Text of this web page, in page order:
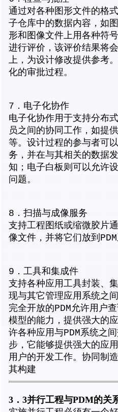
通过对各种图形文件的格
子仓库中的数据内容，如
形和图像文件上用各种符
进行评价，该评价结果将
上，为设计修改提供参考
化的审批过程。
7．电子化协作
电子化协作用于支持分布
员之间的协同工作，如提
等。设计过程的参与者可
务，并在与其相关的数据
知；电子白板则可以允许
问题。
8．扫描与成像服务
支持工程图纸或缩微胶片
像文件，并将它们放到
9．工具和集成件
支持各种应用工具封装、
现与其它管理应用系统之
完全开放的PDM允许用户
模型的能力，提供强大的
许各种应用与PDM系统之
步，它能够提供强大的应
用户的开发工作。协同制
其构建
3．3并行工程与PDM的关